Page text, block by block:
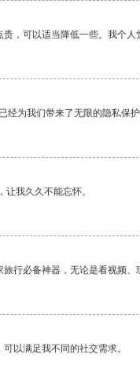
，可以适当降低一些。我个
经为我们带来了无限的隐私保护
我久久不能忘怀。
行必备神器，无论是看视频
以满足我不同的社交需求。